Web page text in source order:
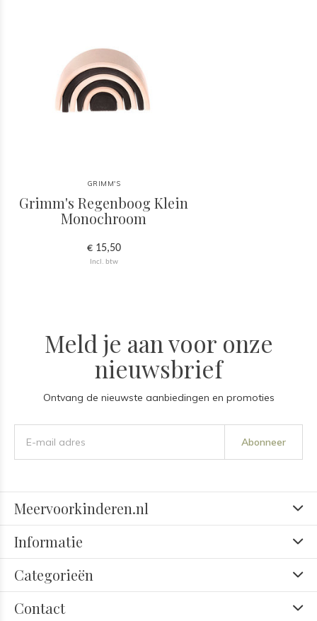
GRIMM'S
Grimm's Regenboog Klein
Monochroom
€ 15,50
Incl. btw
Meld je aan voor onze
nieuwsbrief
Ontvang de nieuwste aanbiedingen en promoties
Abonneer
Meervoorkinderen.nl
Informatie
Categorieën
Contact